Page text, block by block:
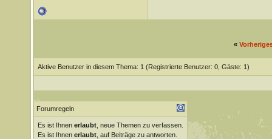
«
Aktive Benutzer in diesem Thema: 1 (Registrierte Benutzer: 0, Gäste: 1)
Forumregeln
Es ist Ihnen erlaubt, neue Themen zu verfassen.
Es ist Ihnen erlaubt, auf Beiträge zu antworten.